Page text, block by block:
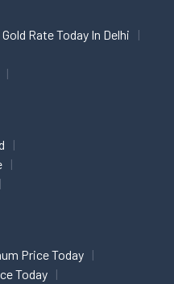
Gold Rate Today In Delhi
Price Today
Today